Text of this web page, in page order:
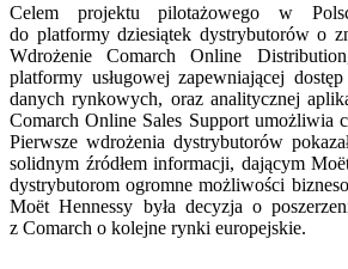
Celem projektu pilotażowego w
do platformy dziesiątek dystrybutorów o
Wdrożenie Comarch Online
platformy usługowej zapewniającej
danych rynkowych, oraz analitycznej
Comarch Online Sales Support umożliwia
Pierwsze wdrożenia dystrybutorów
solidnym źródłem informacji, dającym
dystrybutorom ogromne możliwości
Moët Hennessy była decyzja o
z Comarch o kolejne rynki europejskie.